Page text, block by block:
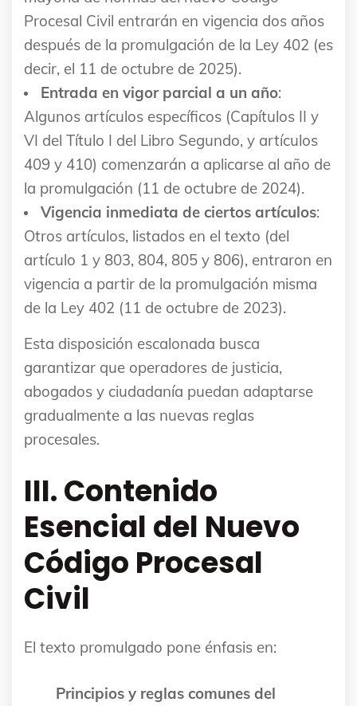
Procesal Civil entrarán en vigencia dos años
después de la promulgación de la Ley 402 (es
decir, el 11 de octubre de 2025).
Entrada en vigor parcial a un año:
Algunos artículos específicos (Capítulos II y
VI del Título I del Libro Segundo, y artículos
409 y 410) comenzarán a aplicarse al año de
la promulgación (11 de octubre de 2024).
Vigencia inmediata de ciertos artículos:
Otros artículos, listados en el texto (del
artículo 1 y 803, 804, 805 y 806), entraron en
vigencia a partir de la promulgación misma
de la Ley 402 (11 de octubre de 2023).
Esta disposición escalonada busca
garantizar que operadores de justicia,
abogados y ciudadanía puedan adaptarse
gradualmente a las nuevas reglas
procesales.
III. Contenido
Esencial del Nuevo
Código Procesal
Civil
El texto promulgado pone énfasis en:
Principios y reglas comunes del